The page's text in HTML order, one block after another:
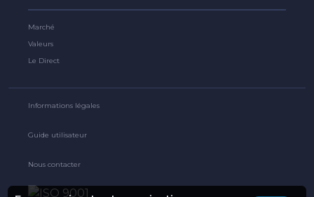
Marché
Valeurs
Le Direct
Informations légales
Guide utilisateur
Nous contacter